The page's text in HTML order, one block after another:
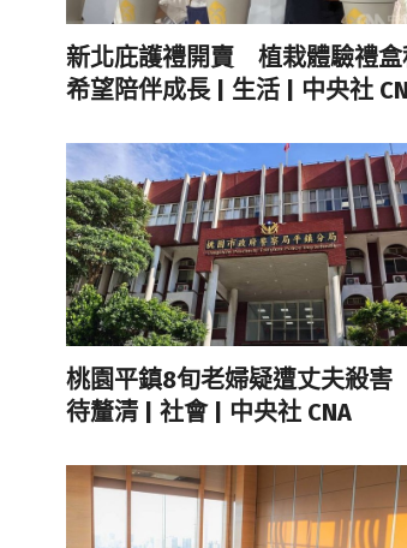
新北庇護禮開賣 植栽體驗禮盒
希望陪伴成長 | 生活 | 中央社
桃園平鎮8旬老婦疑遭丈夫殺
待釐清 | 社會 | 中央社 CNA